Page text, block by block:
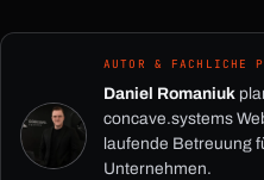
AUTOR & FACHLICHE
Daniel Romaniuk
concave.systems
laufende Betreuung
Unternehmen.